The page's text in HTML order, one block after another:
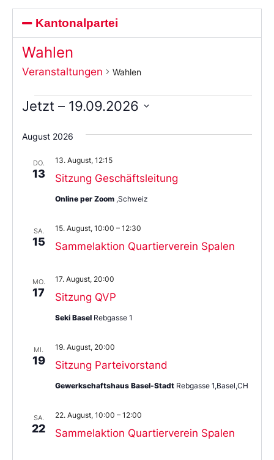
Kantonalpartei
Wahlen
Veranstaltungen Wahlen
Jetzt – 19.09.2026
Sie
das
aus.
August 2026
DO.
13 Sitzung Geschäftsleitung
13. August, 12:15
Online per Zoom ,Schweiz
SA.
15 Sammelaktion Quartierverein Spalen
15. August, 10:00 – 12:30
MO.
17 Sitzung QVP
17. August, 20:00
Seki Basel Rebgasse 1
MI.
19 Sitzung Parteivorstand
19. August, 20:00
Gewerkschaftshaus Basel-Stadt Rebgasse 1,Basel,CH
SA.
22 Sammelaktion Quartierverein Spalen
22. August, 10:00 – 12:00